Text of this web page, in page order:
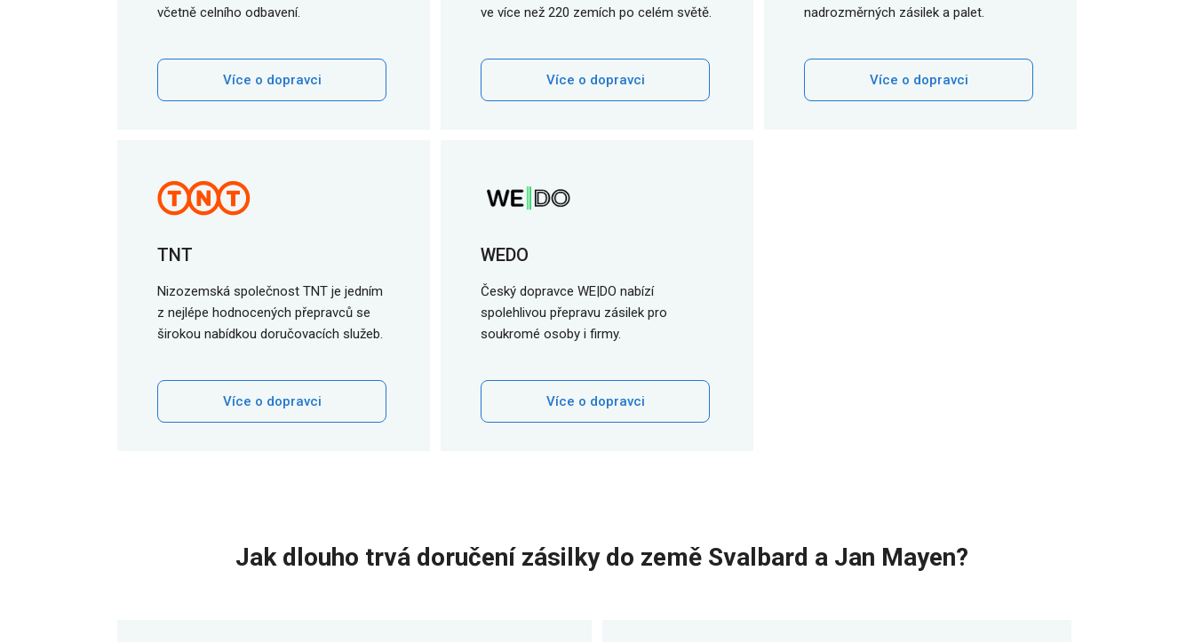
včetně celního odbavení.
Více o dopravci
ve více než 220 zemích po celém světě.
Více o dopravci
nadrozměrných zásilek a palet.
Více o dopravci
TNT
Nizozemská společnost TNT je jedním
z nejlépe hodnocených přepravců se
širokou nabídkou doručovacích služeb.
Více o dopravci
WEDO
Český dopravce WE|DO nabízí
spolehlivou přepravu zásilek pro
soukromé osoby i firmy.
Více o dopravci
Jak dlouho trvá doručení zásilky do země Svalbard a Jan Mayen?